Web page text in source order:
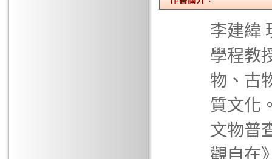
李建緯
學程教
物、古
質文化
文物普
觀自在